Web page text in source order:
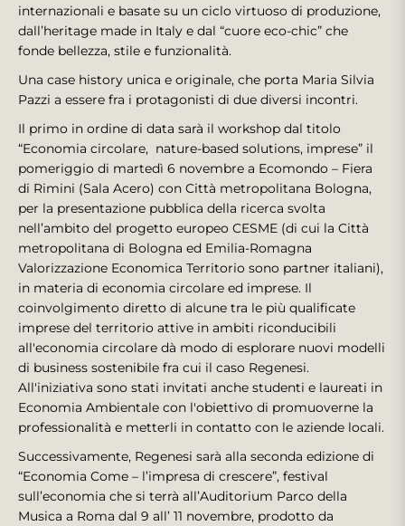
internazionali e basate su un ciclo virtuoso di produzione,
dall’heritage made in Italy e dal “cuore eco-chic” che
fonde bellezza, stile e funzionalità.
Una case history unica e originale, che porta Maria Silvia
Pazzi a essere fra i protagonisti di due diversi incontri.
Il primo in ordine di data sarà il workshop dal titolo
“Economia circolare, nature-based solutions, imprese” il
pomeriggio di martedì 6 novembre a Ecomondo – Fiera
di Rimini (Sala Acero) con Città metropolitana Bologna,
per la presentazione pubblica della ricerca svolta
nell’ambito del progetto europeo CESME (di cui la Città
metropolitana di Bologna ed Emilia-Romagna
Valorizzazione Economica Territorio sono partner italiani),
in materia di economia circolare ed imprese. Il
coinvolgimento diretto di alcune tra le più qualificate
imprese del territorio attive in ambiti riconducibili
all'economia circolare dà modo di esplorare nuovi modelli
di business sostenibile fra cui il caso Regenesi.
All'iniziativa sono stati invitati anche studenti e laureati in
Economia Ambientale con l'obiettivo di promuoverne la
professionalità e metterli in contatto con le aziende locali.
Successivamente, Regenesi sarà alla seconda edizione di
“Economia Come – l’impresa di crescere”, festival
sull’economia che si terrà all’Auditorium Parco della
Musica a Roma dal 9 all’ 11 novembre, prodotto da